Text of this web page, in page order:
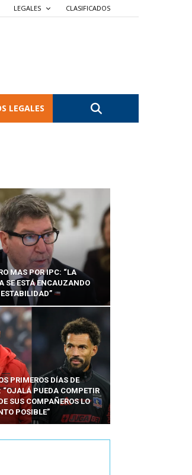
LEGALES CLASIFICADOS
LEGALES
MAS POR IPC: “LA
SE ESTÁ ENCAUZANDO
PRIMEROS DÍAS DE
PUEDA COMPETIR
SUS COMPAÑEROS LO
POSIBLE”